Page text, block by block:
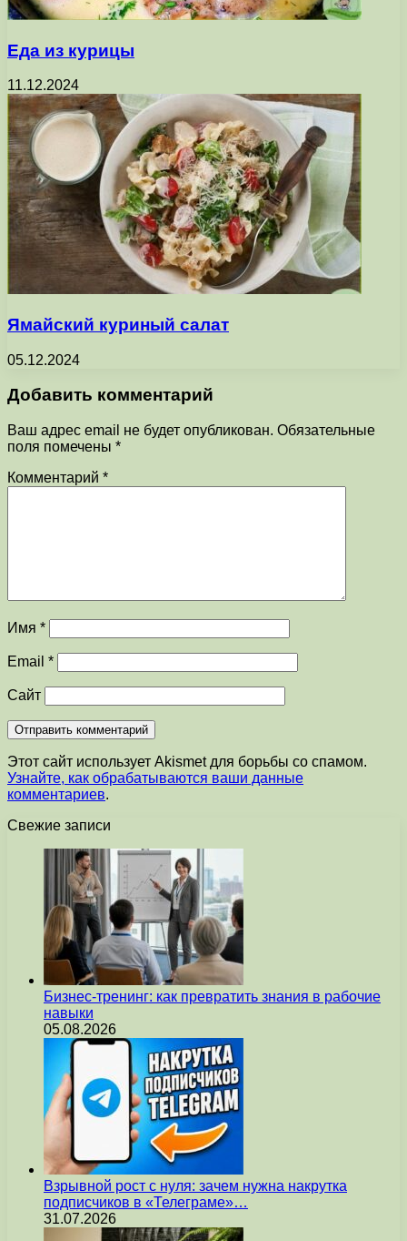
Еда из курицы
11.12.2024
Ямайский куриный салат
05.12.2024
Добавить комментарий
Ваш адрес email не будет опубликован. Обязательные
поля помечены *
Комментарий *
Имя *
Email *
Сайт
Этот сайт использует Akismet для борьбы со спамом.
Узнайте, как обрабатываются ваши данные
комментариев.
Свежие записи
Бизнес-тренинг: как превратить знания в рабочие
навыки
05.08.2026
Взрывной рост с нуля: зачем нужна накрутка
подписчиков в «Телеграме»…
31.07.2026